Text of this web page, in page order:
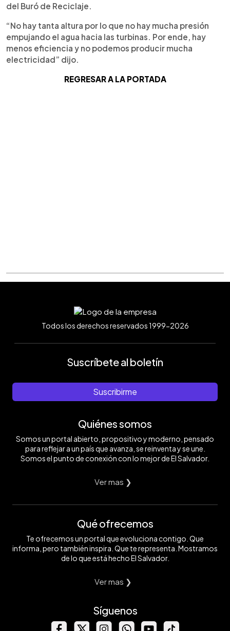
del Buró de Reciclaje.
“No hay tanta altura por lo que no hay mucha presión
empujando el agua hacia las turbinas. Por ende, hay
menos eficiencia y no podemos producir mucha
electricidad” dijo.
REGRESAR A LA PORTADA
Todos los derechos reservados 1999-2026
Suscríbete al boletín
Suscribirme
Quiénes somos
Somos un portal abierto, propositivo y moderno, pensado
para reflejar a un país que avanza, se reinventa y se une.
Somos el punto de conexión con lo mejor de El Salvador.
Ver mas ❯
Qué ofrecemos
Te ofrecemos un portal que evoluciona contigo. Que
informa, pero también inspira. Que te representa. Mostramos
de lo que está hecho El Salvador.
Ver mas ❯
Síguenos